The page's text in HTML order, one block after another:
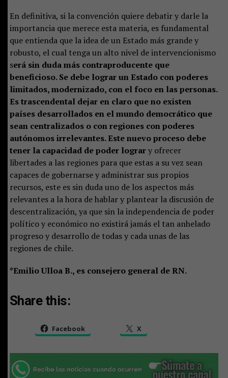
En definitiva, si la convención quiere debatir y darle la
importancia que merece esta materia, es fundamental
que entienda que la idea de un Estado más grande y
robusto, el cual tenga un alto nivel de intervencionismo
será sin duda más contraproducente que
beneficioso. Se debe lograr un Estado con poderes
limitados, modernizado, con el foco en las personas.
Es trascendental dejar en claro que no existen
países desarrollados en el mundo democrático que
sean centralizados o con regiones con poderes
autónomos irrelevantes. Este nuevo proceso debe
tener la capacidad de poder lograry ofrecer
libertades a las regiones para que estas a su vez sean
capaces de gobernarse y administrar sus propios
recursos, este es sin duda uno de los aspectos más
relevantes a la hora de hablar y plantear la discusión de
descentralización, ya que sin la independencia de poder
político y económico no existirá jamás el tan anhelado
progreso y desarrollo de todas y cada unas de las
regiones de chile.
*Emilio Ulloa B., es consejero general de RN.
Share this:
Facebook X